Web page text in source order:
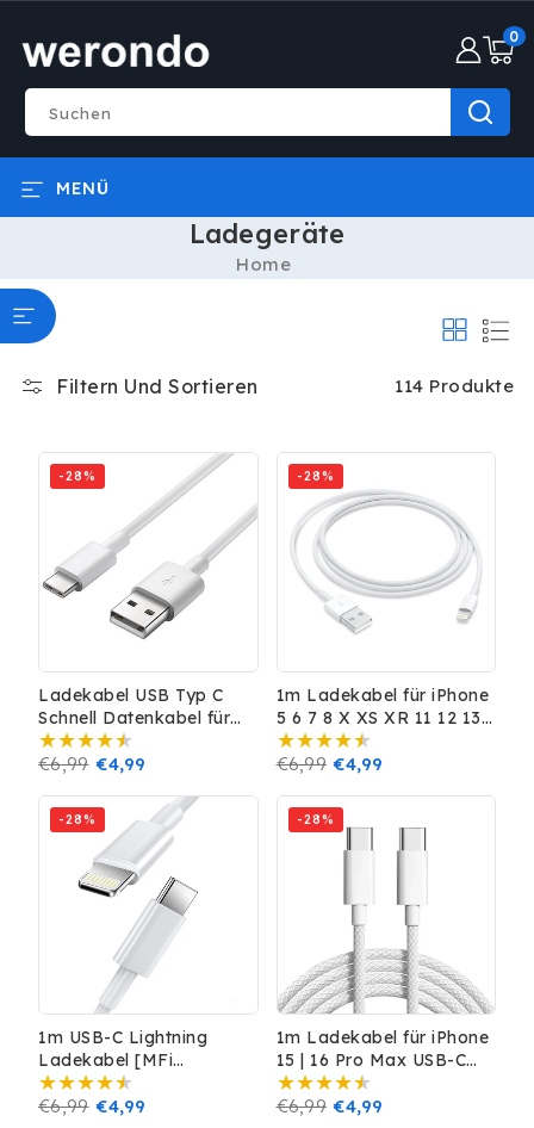
DIREKT
INHALT
Suchen
0
MENÜ
Ladegeräte
Home
Filtern Und Sortieren 114 Produkte
-28%
Ladekabel USB Typ C
Schnell Datenkabel für
Samsung Huawei Handy
Schnellladekabel
Normaler
€6,99 Verkaufspreis
€4,99
-28%
1m Ladekabel für iPhone
5 6 7 8 X XS XR 11 12 13
14 Plus Pro Max Daten 8-
Pin
Normaler
€6,99 Verkaufspreis
€4,99
-28%
1m USB-C Lightning
Ladekabel [MFi
Zertifiziert] für iPhone
iPad AirPods
Normaler
€6,99 Verkaufspreis
€4,99
-28%
1m Ladekabel für iPhone
15 | 16 Pro Max USB-C
Nylon Datenkabel
MacBook Typ-C 60W
Normaler
€6,99 Verkaufspreis
€4,99